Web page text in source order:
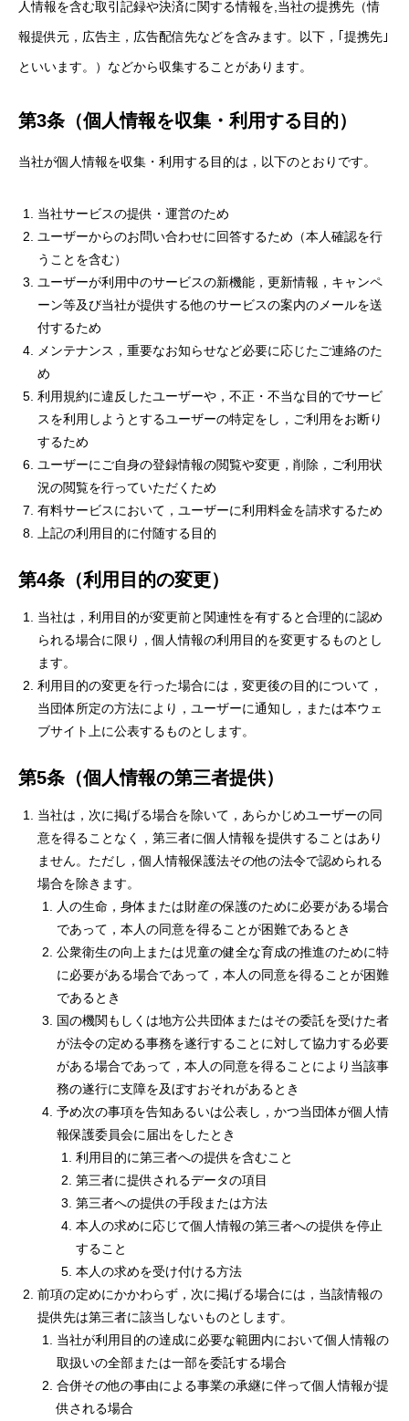
人情報を含む取引記録や決済に関する情報を,当社の提携先（情
報提供元，広告主，広告配信先などを含みます。以下，｢提携先｣
といいます。）などから収集することがあります。
第3条（個人情報を収集・利用する目的）
当社が個人情報を収集・利用する目的は，以下のとおりです。
当社サービスの提供・運営のため
ユーザーからのお問い合わせに回答するため（本人確認を行
うことを含む）
ユーザーが利用中のサービスの新機能，更新情報，キャンペ
ーン等及び当社が提供する他のサービスの案内のメールを送
付するため
メンテナンス，重要なお知らせなど必要に応じたご連絡のた
め
利用規約に違反したユーザーや，不正・不当な目的でサービ
スを利用しようとするユーザーの特定をし，ご利用をお断り
するため
ユーザーにご自身の登録情報の閲覧や変更，削除，ご利用状
況の閲覧を行っていただくため
有料サービスにおいて，ユーザーに利用料金を請求するため
上記の利用目的に付随する目的
第4条（利用目的の変更）
当社は，利用目的が変更前と関連性を有すると合理的に認め
られる場合に限り，個人情報の利用目的を変更するものとし
ます。
利用目的の変更を行った場合には，変更後の目的について，
当団体所定の方法により，ユーザーに通知し，または本ウェ
ブサイト上に公表するものとします。
第5条（個人情報の第三者提供）
当社は，次に掲げる場合を除いて，あらかじめユーザーの同
意を得ることなく，第三者に個人情報を提供することはあり
ません。ただし，個人情報保護法その他の法令で認められる
場合を除きます。
人の生命，身体または財産の保護のために必要がある場合
であって，本人の同意を得ることが困難であるとき
公衆衛生の向上または児童の健全な育成の推進のために特
に必要がある場合であって，本人の同意を得ることが困難
であるとき
国の機関もしくは地方公共団体またはその委託を受けた者
が法令の定める事務を遂行することに対して協力する必要
がある場合であって，本人の同意を得ることにより当該事
務の遂行に支障を及ぼすおそれがあるとき
予め次の事項を告知あるいは公表し，かつ当団体が個人情
報保護委員会に届出をしたとき
利用目的に第三者への提供を含むこと
第三者に提供されるデータの項目
第三者への提供の手段または方法
本人の求めに応じて個人情報の第三者への提供を停止
すること
本人の求めを受け付ける方法
前項の定めにかかわらず，次に掲げる場合には，当該情報の
提供先は第三者に該当しないものとします。
当社が利用目的の達成に必要な範囲内において個人情報の
取扱いの全部または一部を委託する場合
合併その他の事由による事業の承継に伴って個人情報が提
供される場合